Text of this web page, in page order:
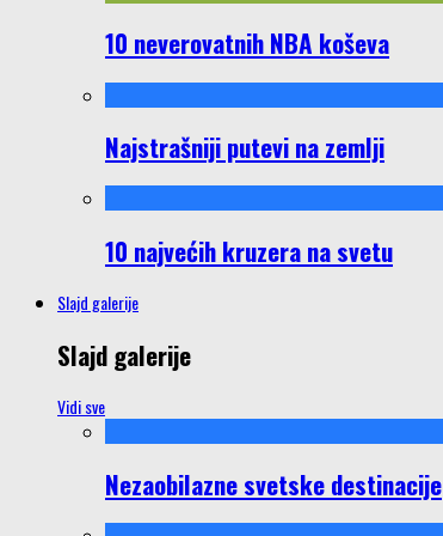
10 neverovatnih NBA koševa
Najstrašniji putevi na zemlji
10 najvećih kruzera na svetu
Slajd galerije
Slajd galerije
Vidi sve
Nezaobilazne svetske destinacije